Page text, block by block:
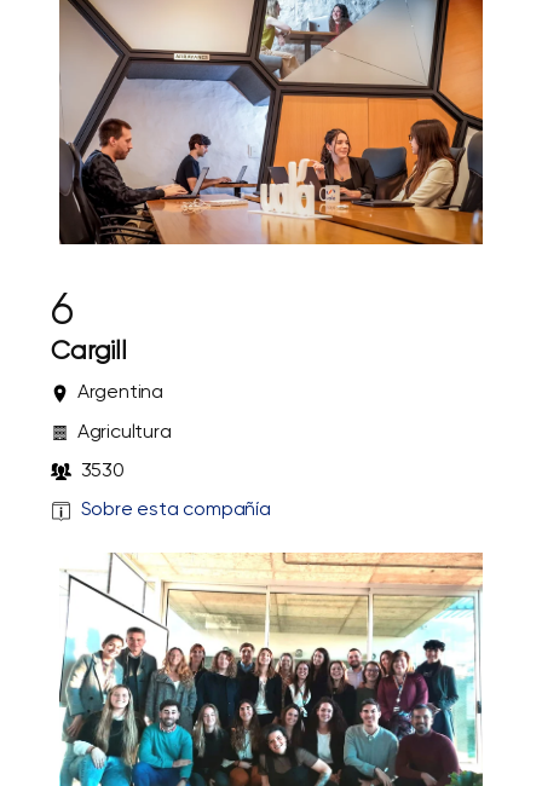
6
Cargill
Argentina
Agricultura
3530
Sobre esta compañía